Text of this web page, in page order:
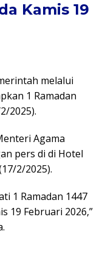
Kamis 19
melalui
1 Ramadan
2025).
Agama
pers di di Hotel
2/2025).
1 Ramadan 1447
19 Februari 2026,”